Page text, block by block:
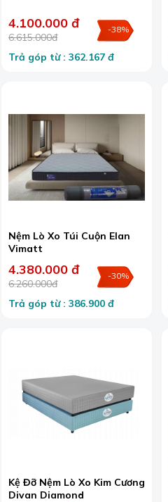
4.100.000 đ
6.615.000đ
-38%
Trả góp từ : 362.167 đ
Nệm Lò Xo Túi Cuộn Elan
Vimatt
4.380.000 đ
6.260.000đ
-30%
Trả góp từ : 386.900 đ
Kệ Đỡ Nệm Lò Xo Kim Cương
Divan Diamond